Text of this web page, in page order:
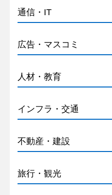
通信・IT
広告・マスコミ
人材・教育
インフラ・交通
不動産・建設
旅行・観光